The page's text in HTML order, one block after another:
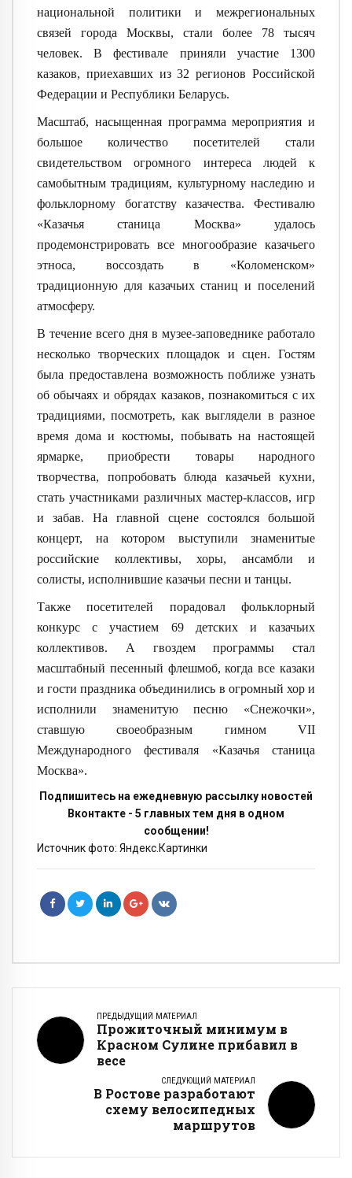
национальной политики и межрегиональных
связей города Москвы, стали более 78 тысяч
человек. В фестивале приняли участие 1300
казаков, приехавших из 32 регионов Российской
Федерации и Республики Беларусь.
Масштаб, насыщенная программа мероприятия и
большое количество посетителей стали
свидетельством огромного интереса людей к
самобытным традициям, культурному наследию и
фольклорному богатству казачества. Фестивалю
«Казачья станица Москва» удалось
продемонстрировать все многообразие казачьего
этноса, воссоздать в «Коломенском»
традиционную для казачьих станиц и поселений
атмосферу.
В течение всего дня в музее-заповеднике работало
несколько творческих площадок и сцен. Гостям
была предоставлена возможность поближе узнать
об обычаях и обрядах казаков, познакомиться с их
традициями, посмотреть, как выглядели в разное
время дома и костюмы, побывать на настоящей
ярмарке, приобрести товары народного
творчества, попробовать блюда казачьей кухни,
стать участниками различных мастер-классов, игр
и забав. На главной сцене состоялся большой
концерт, на котором выступили знаменитые
российские коллективы, хоры, ансамбли и
солисты, исполнившие казачьи песни и танцы.
Также посетителей порадовал фольклорный
конкурс с участием 69 детских и казачьих
коллективов. А гвоздем программы стал
масштабный песенный флешмоб, когда все казаки
и гости праздника объединились в огромный хор и
исполнили знаменитую песню «Снежочки»,
ставшую своеобразным гимном VII
Международного фестиваля «Казачья станица
Москва».
Подпишитесь на ежедневную рассылку новостей
Вконтакте - 5 главных тем дня в одном
сообщении!
Источник фото: Яндекс.Картинки
ПРЕДЫДУЩИЙ МАТЕРИАЛ
Прожиточный минимум в
Красном Сулине прибавил в
весе
СЛЕДУЮЩИЙ МАТЕРИАЛ
В Ростове разработают
схему велосипедных
маршрутов